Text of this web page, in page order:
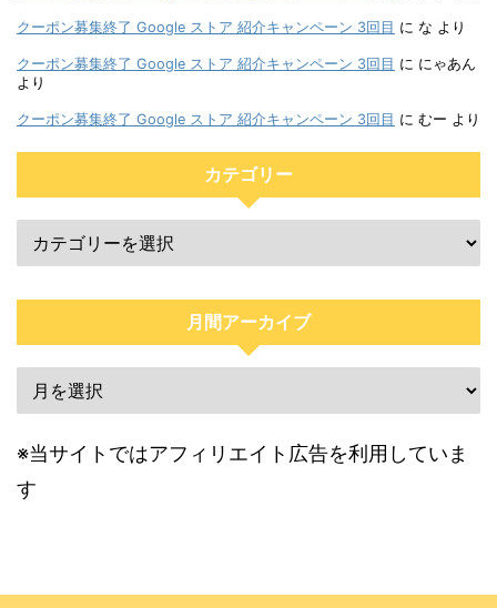
クーポン募集終了 Google ストア 紹介キャンペーン 3回目 に な より
クーポン募集終了 Google ストア 紹介キャンペーン 3回目 に にゃあん
より
クーポン募集終了 Google ストア 紹介キャンペーン 3回目 に むー より
カテゴリー
月間アーカイブ
※当サイトではアフィリエイト広告を利用していま
す